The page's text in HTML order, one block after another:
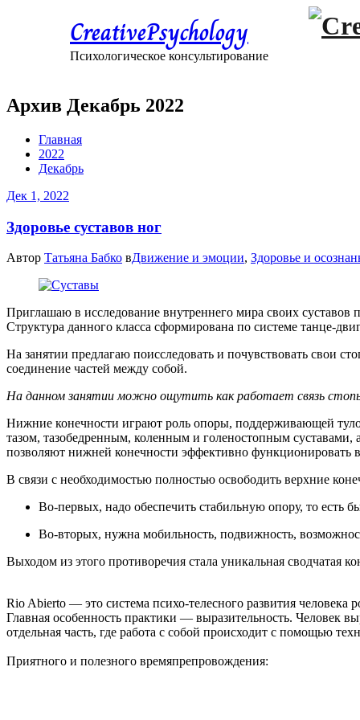
CreativePsychology
Психологическое консультирование
Архив Декабрь 2022
Главная
2022
Декабрь
Дек 1, 2022
Здоровье суставов ног
Автор Татьяна Бабко вДвижение и эмоции, Здоровье и
Приглашаю в исследование внутреннего мира своих
Структура данного класса сформирована по системе танце-
На занятии предлагаю поисследовать и почувствовать свои
соединение частей между собой.
На данном занятии можно ощутить как работает связь
Нижние конечности играют роль опоры, поддерживающей
тазом, тазобедренным, коленным и голеностопным
позволяют нижней конечности эффективно функционировать
В связи с необходимостью полностью освободить верхние
Во-первых, надо обеспечить стабильную опору, то есть
Во-вторых, нужна мобильность, подвижность,
Выходом из этого противоречия стала уникальная
Rio Abierto — это система психо-телесного развития
Главная особенность практики — выразительность. Человек
отдельная часть, где работа с собой происходит с помощью
Приятного и полезного времяпрепровождения: